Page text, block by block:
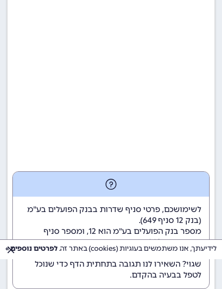
לשימושכם, פרטי סניף שדרות בבנק הפועלים בע"מ
(בנק 12
סניף 649).
מספר בנק הפועלים בע"מ הוא 12
, ומספר סניף
שדרות הוא 649.
הנתונים מתעדכנים באופן קבוע. נתקלתם במידע
שגוי? השאירו לנו תגובה בתחתית הדף כדי שנוכל
לטפל בבעיה בהקדם.
לידיעתך, אנו משתמשים בעוגיות (cookies) באתר זה. לפרטים נוספים »